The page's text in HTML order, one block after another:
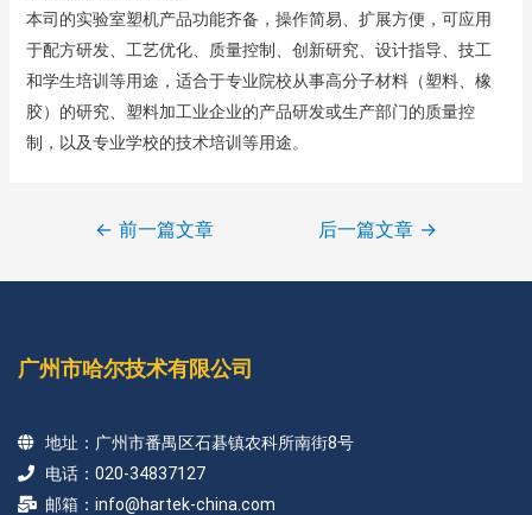
本司的实验室塑机产品功能齐备，操作简易、扩展方便，可应用
于配方研发、工艺优化、质量控制、创新研究、设计指导、技工
和学生培训等用途，适合于专业院校从事高分子材料（塑料、橡
胶）的研究、塑料加工业企业的产品研发或生产部门的质量控
制，以及专业学校的技术培训等用途。
← 前一篇文章 后一篇文章 →
广州市哈尔技术有限公司
地址：广州市番禺区石碁镇农科所南街8号
电话：020-34837127
邮箱：info@hartek-china.com